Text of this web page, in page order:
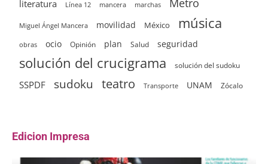
literatura Línea 12 mancera marchas Metro
Miguel Ángel Mancera movilidad México música
obras ocio Opinión plan Salud seguridad
solución del crucigrama solución del sudoku
SSPDF sudoku teatro Transporte UNAM Zócalo
Edicion Impresa